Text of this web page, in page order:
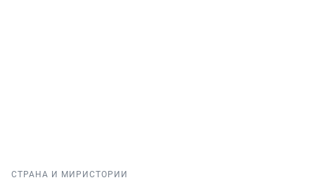
СТРАНА И МИР ИСТОРИИ